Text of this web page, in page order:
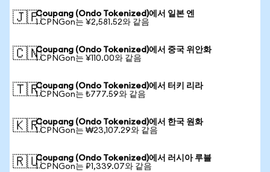
🇯🇵Coupang (Ondo Tokenized)에서 일본 엔
1 CPNGon는 ¥2,581.52와 같음
🇨🇳Coupang (Ondo Tokenized)에서 중국 위안화
1 CPNGon는 ¥110.00와 같음
🇹🇷Coupang (Ondo Tokenized)에서 터키 리라
1 CPNGon는 ₺777.59와 같음
🇰🇷Coupang (Ondo Tokenized)에서 한국 원화
1 CPNGon는 ₩23,107.29와 같음
🇷🇺Coupang (Ondo Tokenized)에서 러시아 루블
1 CPNGon는 ₽1,339.07와 같음